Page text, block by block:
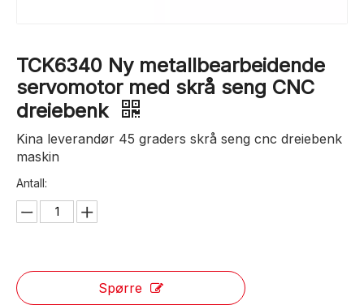
TCK6340 Ny metallbearbeidende
servomotor med skrå seng CNC
dreiebenk
Kina leverandør 45 graders skrå seng cnc dreiebenk
maskin
Antall:
Spørre